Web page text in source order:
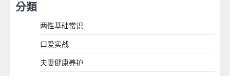
分類
两性基础常识
口爱实战
夫妻健康养护